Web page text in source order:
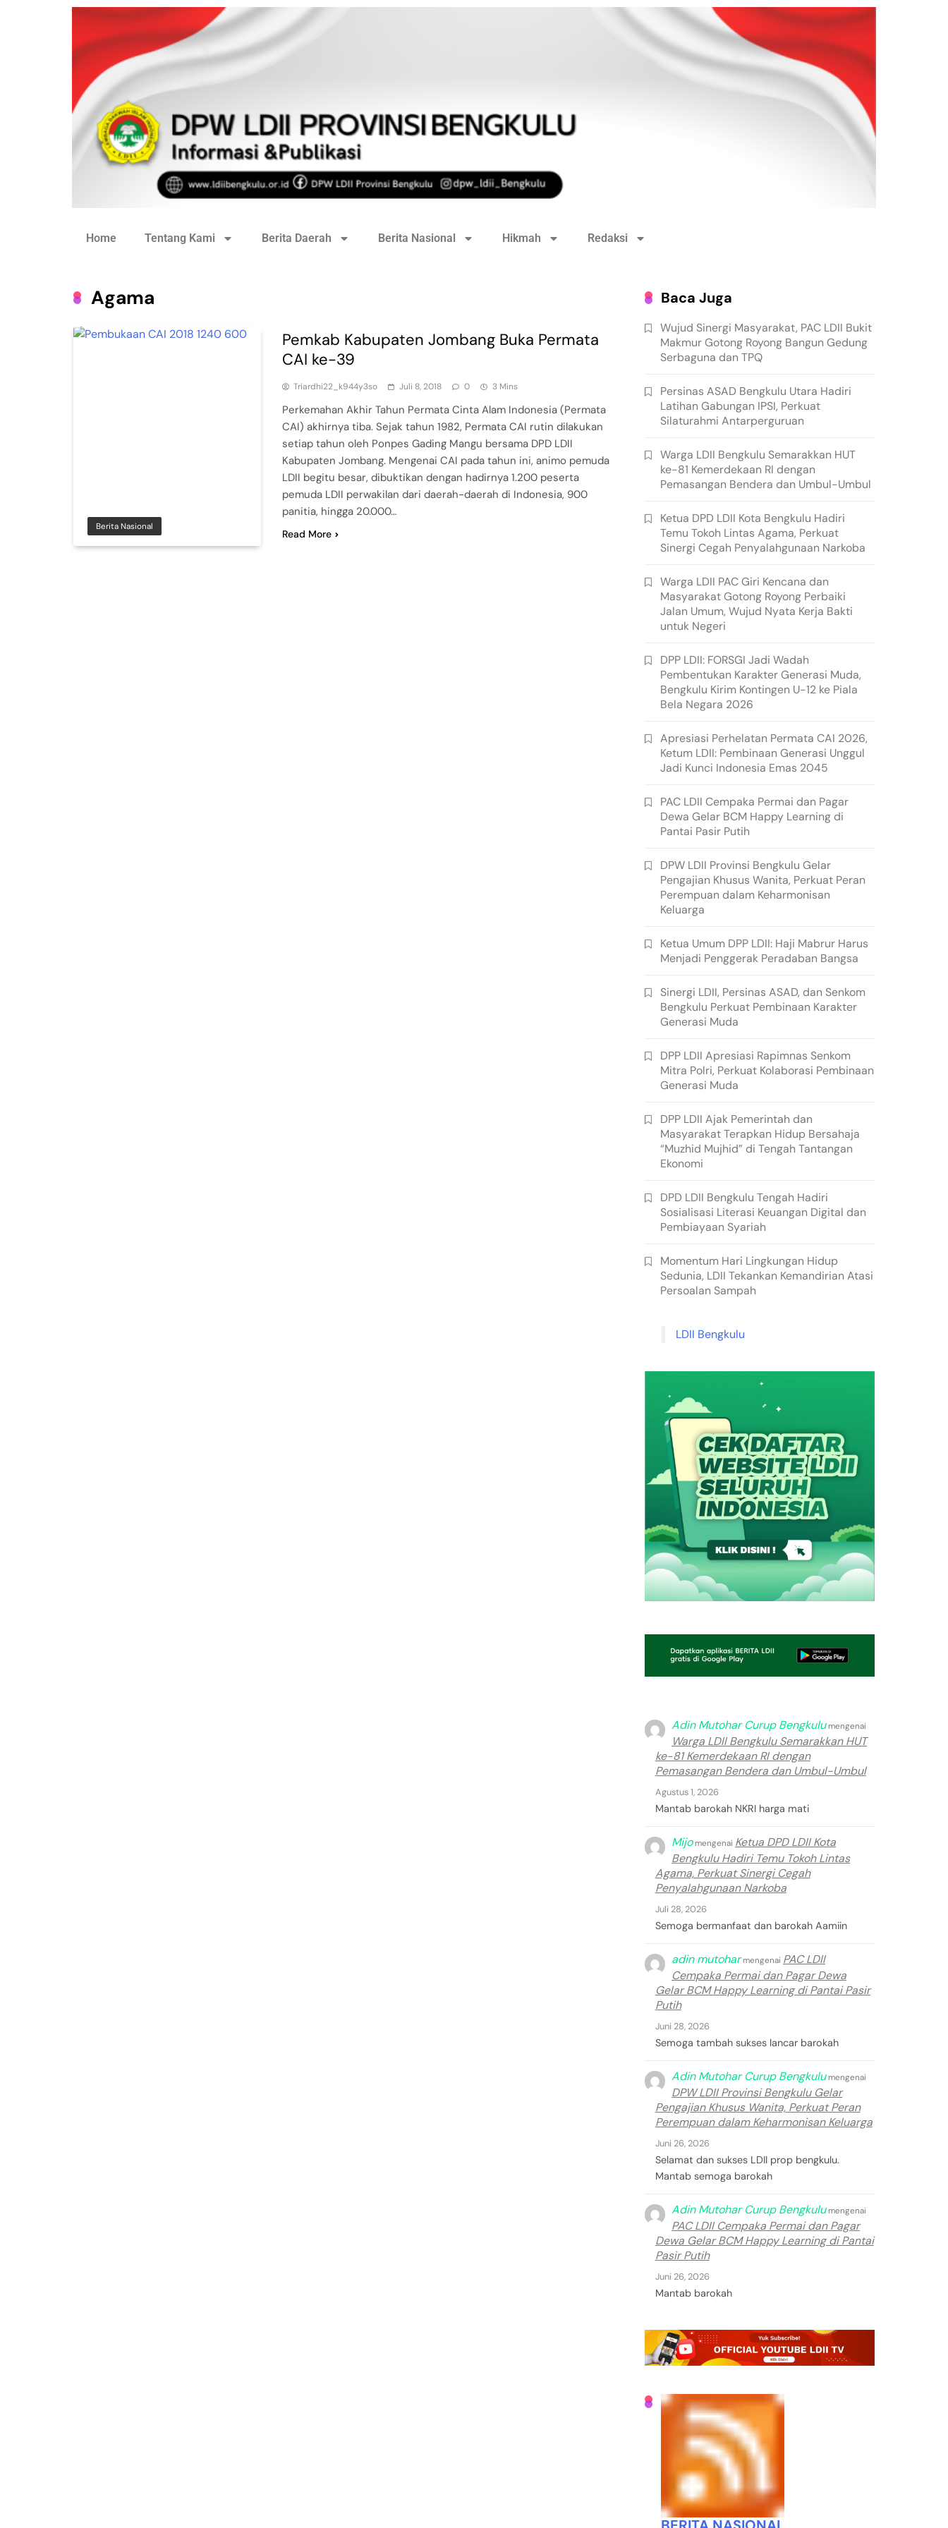
Home Tentang Kami Berita Daerah Berita Nasional Hikmah Redaksi
Agama
Berita Nasional
Pemkab Kabupaten Jombang Buka Permata
CAI ke-39
Triardhi22_k944y3so Juli 8, 2018 0 3 Mins
Perkemahan Akhir Tahun Permata Cinta Alam Indonesia (Permata
CAI) akhirnya tiba. Sejak tahun 1982, Permata CAI rutin dilakukan
setiap tahun oleh Ponpes Gading Mangu bersama DPD LDII
Kabupaten Jombang. Mengenai CAI pada tahun ini, animo pemuda
LDII begitu besar, dibuktikan dengan hadirnya 1.200 peserta
pemuda LDII perwakilan dari daerah-daerah di Indonesia, 900
panitia, hingga 20.000…
Read More
Baca Juga
Wujud Sinergi Masyarakat, PAC LDII Bukit
Makmur Gotong Royong Bangun Gedung
Serbaguna dan TPQ
Persinas ASAD Bengkulu Utara Hadiri
Latihan Gabungan IPSI, Perkuat
Silaturahmi Antarperguruan
Warga LDII Bengkulu Semarakkan HUT
ke-81 Kemerdekaan RI dengan
Pemasangan Bendera dan Umbul-Umbul
Ketua DPD LDII Kota Bengkulu Hadiri
Temu Tokoh Lintas Agama, Perkuat
Sinergi Cegah Penyalahgunaan Narkoba
Warga LDII PAC Giri Kencana dan
Masyarakat Gotong Royong Perbaiki
Jalan Umum, Wujud Nyata Kerja Bakti
untuk Negeri
DPP LDII: FORSGI Jadi Wadah
Pembentukan Karakter Generasi Muda,
Bengkulu Kirim Kontingen U-12 ke Piala
Bela Negara 2026
Apresiasi Perhelatan Permata CAI 2026,
Ketum LDII: Pembinaan Generasi Unggul
Jadi Kunci Indonesia Emas 2045
PAC LDII Cempaka Permai dan Pagar
Dewa Gelar BCM Happy Learning di
Pantai Pasir Putih
DPW LDII Provinsi Bengkulu Gelar
Pengajian Khusus Wanita, Perkuat Peran
Perempuan dalam Keharmonisan
Keluarga
Ketua Umum DPP LDII: Haji Mabrur Harus
Menjadi Penggerak Peradaban Bangsa
Sinergi LDII, Persinas ASAD, dan Senkom
Bengkulu Perkuat Pembinaan Karakter
Generasi Muda
DPP LDII Apresiasi Rapimnas Senkom
Mitra Polri, Perkuat Kolaborasi Pembinaan
Generasi Muda
DPP LDII Ajak Pemerintah dan
Masyarakat Terapkan Hidup Bersahaja
“Muzhid Mujhid” di Tengah Tantangan
Ekonomi
DPD LDII Bengkulu Tengah Hadiri
Sosialisasi Literasi Keuangan Digital dan
Pembiayaan Syariah
Momentum Hari Lingkungan Hidup
Sedunia, LDII Tekankan Kemandirian Atasi
Persoalan Sampah
LDII Bengkulu
Adin Mutohar Curup Bengkulumengenai
Warga LDII Bengkulu Semarakkan HUT
ke-81 Kemerdekaan RI dengan
Pemasangan Bendera dan Umbul-Umbul
Agustus 1, 2026
Mantab barokah NKRI harga mati
Mijomengenai Ketua DPD LDII Kota
Bengkulu Hadiri Temu Tokoh Lintas
Agama, Perkuat Sinergi Cegah
Penyalahgunaan Narkoba
Juli 28, 2026
Semoga bermanfaat dan barokah Aamiin
adin mutoharmengenai PAC LDII
Cempaka Permai dan Pagar Dewa
Gelar BCM Happy Learning di Pantai Pasir
Putih
Juni 28, 2026
Semoga tambah sukses lancar barokah
Adin Mutohar Curup Bengkulumengenai
DPW LDII Provinsi Bengkulu Gelar
Pengajian Khusus Wanita, Perkuat Peran
Perempuan dalam Keharmonisan Keluarga
Juni 26, 2026
Selamat dan sukses LDII prop bengkulu.
Mantab semoga barokah
Adin Mutohar Curup Bengkulumengenai
PAC LDII Cempaka Permai dan Pagar
Dewa Gelar BCM Happy Learning di Pantai
Pasir Putih
Juni 26, 2026
Mantab barokah